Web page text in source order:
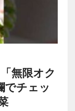
無限オク
でチェッ